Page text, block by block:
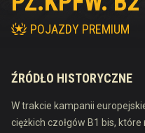
POJAZDY PREMIUM
ŹRÓDŁO HISTORYCZNE
W trakcie kampanii
ciężkich czołgów B1 bis,